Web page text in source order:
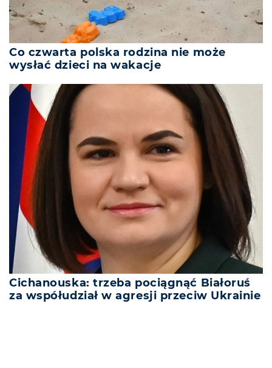
Co czwarta polska rodzina nie może
wysłać dzieci na wakacje
Cichanouska: trzeba pociągnąć Białoruś
za współudział w agresji przeciw Ukrainie